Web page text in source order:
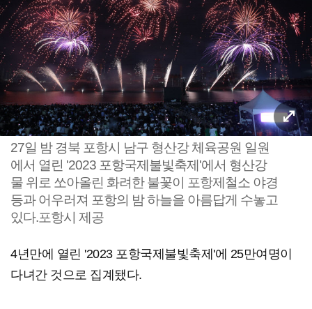
27일 밤 경북 포항시 남구 형산강 체육공원 일원
에서 열린 '2023 포항국제불빛축제'에서 형산강
물 위로 쏘아올린 화려한 불꽃이 포항제철소 야경
등과 어우러져 포항의 밤 하늘을 아름답게 수놓고
있다.포항시 제공
4년만에 열린 '2023 포항국제불빛축제'에 25만여명이
다녀간 것으로 집계됐다.